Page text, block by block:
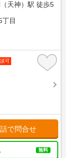
天神）駅 徒歩5
目
可
で問合せ
無料